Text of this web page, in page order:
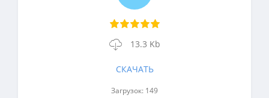
13.3 Kb
СКАЧАТЬ
Загрузок: 149